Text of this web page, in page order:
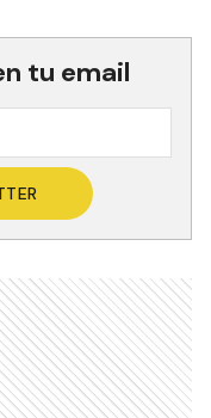
tu email